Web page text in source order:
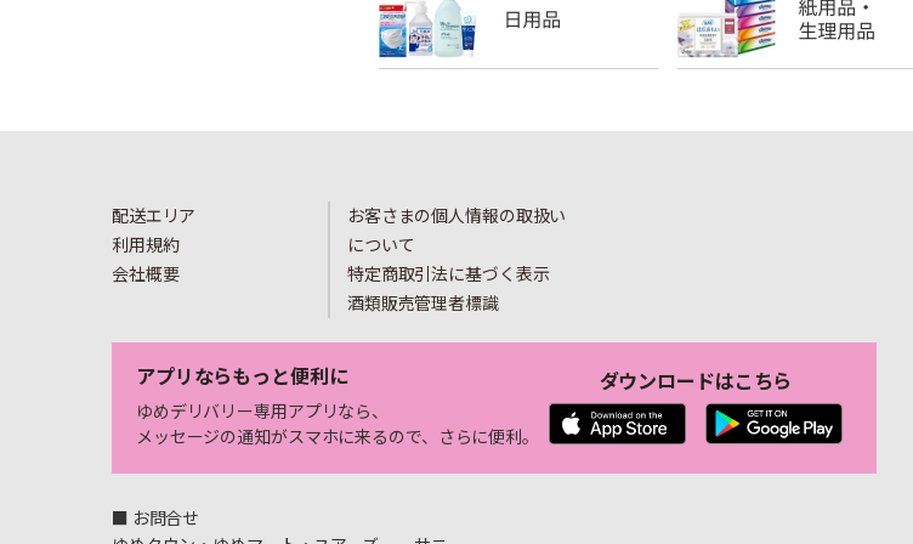
配送エリア
利用規約
会社概要
お客さまの個人情報の取扱い
について
特定商取引法に基づく表示
酒類販売管理者標識
アプリならもっと便利に
ゆめデリバリー専用アプリなら、
メッセージの通知がスマホに来るので、さらに便利。
ダウンロードはこちら
■ お問合せ